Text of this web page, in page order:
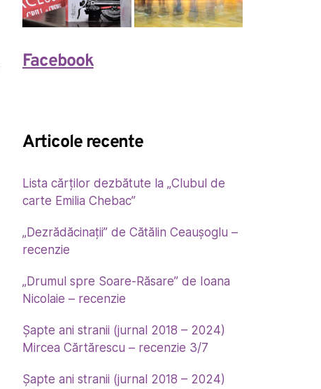
Facebook
Articole recente
Lista cărților dezbătute la „Clubul de
carte Emilia Chebac”
„Dezrădăcinații” de Cătălin Ceaușoglu –
recenzie
„Drumul spre Soare-Răsare” de Ioana
Nicolaie – recenzie
Șapte ani stranii (jurnal 2018 – 2024)
Mircea Cărtărescu – recenzie 3/7
Șapte ani stranii (jurnal 2018 – 2024)